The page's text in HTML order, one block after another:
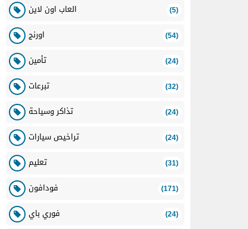
العاب اون لاين (5)
اورنج (54)
تأمين (24)
تبرعات (32)
تذاكر وسياحة (24)
تراخيص سيارات (24)
تعليم (31)
فودافون (171)
فوري باي (24)